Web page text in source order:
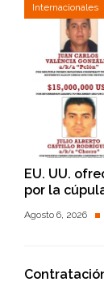
Internacionales
EU. UU.
por la
Agosto 6, 2026